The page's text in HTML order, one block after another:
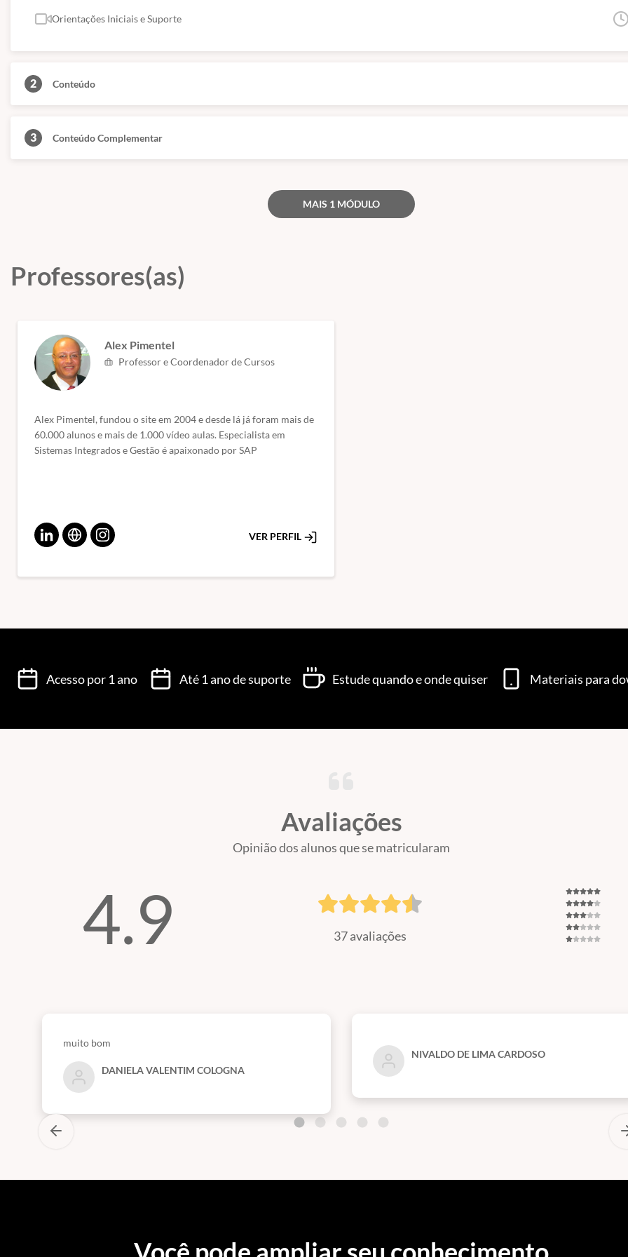
superior. Orientações Iniciais e Suporte
2 Conteúdo
3 Conteúdo Complementar
MAIS 1 MÓDULO
Professores(as)
Alex Pimentel
Professor e Coordenador de Cursos
Alex Pimentel, fundou o site em 2004 e desde lá já foram mais de
60.000 alunos e mais de 1.000 vídeo aulas. Especialista em
Sistemas Integrados e Gestão é apaixonado por SAP
VER PERFIL
Acesso por 1 ano Até 1 ano de suporte Estude quando e onde quiser Materiais para
Avaliações
Opinião dos alunos que se matricularam
4.9 37 avaliações
muito bom
DANIELA VALENTIM COLOGNA
NIVALDO DE LIMA CARDOSO